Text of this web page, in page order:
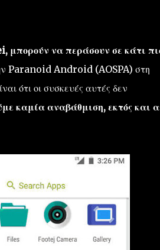
να περάσουν σε κάτι
Paranoid Android (AOSPA) στη
ότι οι συσκευές αυτές δεν
καμία αναβάθμιση, εκτός και